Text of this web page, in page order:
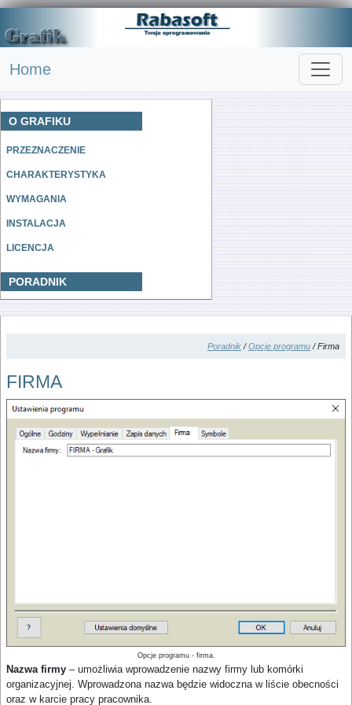
Home
O GRAFIKU
PRZEZNACZENIE
CHARAKTERYSTYKA
WYMAGANIA
INSTALACJA
LICENCJA
PORADNIK
Poradnik /Opcje programu / Firma
FIRMA
Opcje programu - firma.
Nazwa firmy – umożliwia wprowadzenie nazwy firmy lub komórki
organizacyjnej. Wprowadzona nazwa będzie widoczna w liście obecności
oraz w karcie pracy pracownika.